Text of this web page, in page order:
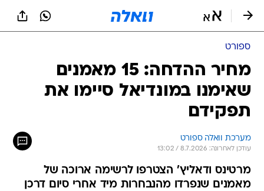
ספורט
מחיר ההדחה: 15 מאמנים
שאימנו במונדיאל סיימו את
תפקידם
מערכת וואלה ספורט
עודכן לאחרונה: 8.7.2026 / 13:02
מרטינס ודאליץ' הצטרפו לרשימה ארוכה של
מאמנים שנפרדו מהנבחרות מיד אחרי סיום דרכן